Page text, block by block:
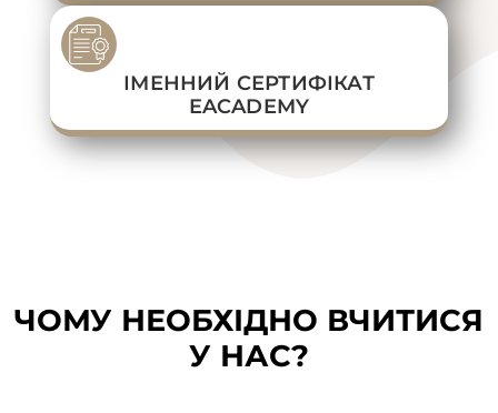
ІМЕННИЙ СЕРТИФІКАТ
EACADEMY
ЧОМУ НЕОБХІДНО ВЧИТИСЯ
У НАС?